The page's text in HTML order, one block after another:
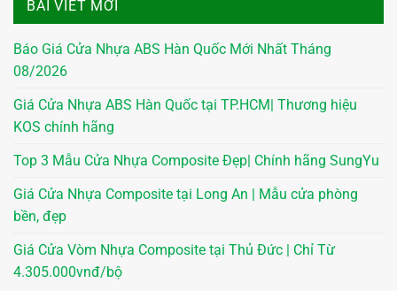
BÀI VIẾT MỚI
Báo Giá Cửa Nhựa ABS Hàn Quốc Mới Nhất Tháng
08/2026
Giá Cửa Nhựa ABS Hàn Quốc tại TP.HCM| Thương hiệu
KOS chính hãng
Top 3 Mẫu Cửa Nhựa Composite Đẹp| Chính hãng SungYu
Giá Cửa Nhựa Composite tại Long An | Mẫu cửa phòng
bền, đẹp
Giá Cửa Vòm Nhựa Composite tại Thủ Đức | Chỉ Từ
4.305.000vnđ/bộ